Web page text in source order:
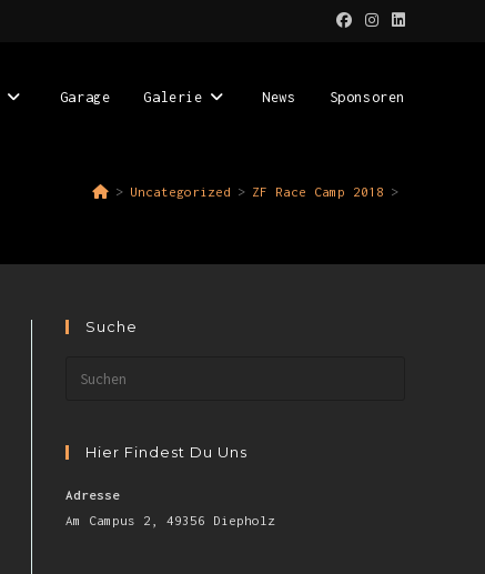
Garage Galerie News Sponsoren
> Uncategorized > ZF Race Camp 2018 >
Suche
Hier Findest Du Uns
Adresse
Am Campus 2, 49356 Diepholz